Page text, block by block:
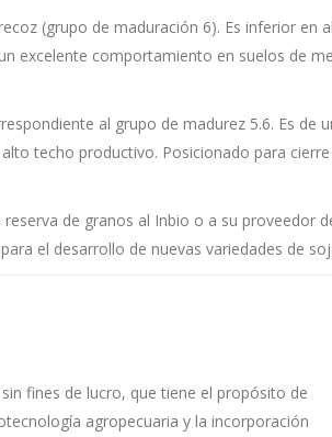
(grupo de maduración 6). Es inferior en
excelente comportamiento en suelos de
al grupo de madurez 5.6. Es de
techo productivo. Posicionado para
de granos al Inbio o a su proveedor
el desarrollo de nuevas variedades de
fines de lucro, que tiene el propósito de
agropecuaria y la incorporación